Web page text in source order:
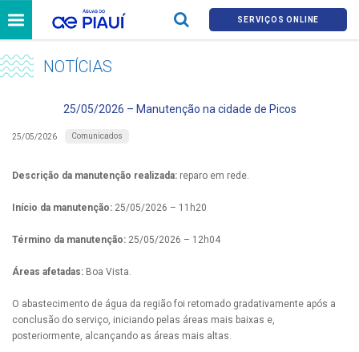
SERVIÇOS ONLINE
NOTÍCIAS
25/05/2026 – Manutenção na cidade de Picos
25/05/2026 Comunicados
Descrição da manutenção realizada: reparo em rede.
Início da manutenção: 25/05/2026 – 11h20
Término da manutenção: 25/05/2026 – 12h04
Áreas afetadas: Boa Vista.
O abastecimento de água da região foi retomado gradativamente após a
conclusão do serviço, iniciando pelas áreas mais baixas e,
posteriormente, alcançando as áreas mais altas.